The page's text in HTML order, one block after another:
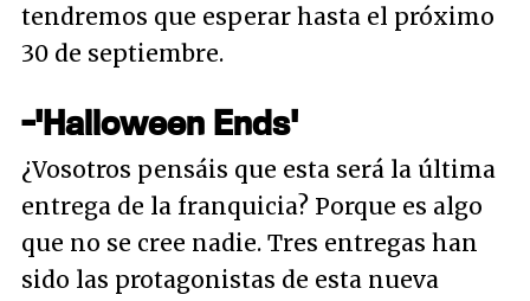
tendremos que esperar hasta el próximo
30 de septiembre.
-'Halloween Ends'
¿Vosotros pensáis que esta será la última
entrega de la franquicia? Porque es algo
que no se cree nadie. Tres entregas han
sido las protagonistas de esta nueva